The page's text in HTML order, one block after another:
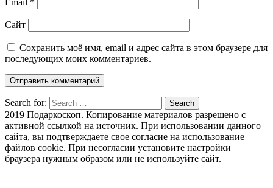
Email *
Сайт
Сохранить моё имя, email и адрес сайта в этом браузере для
последующих моих комментариев.
Search for: Search
2019 Подаркоскоп. Копирование материалов разрешено с
активной ссылкой на источник. При использовании данного
сайта, вы подтверждаете свое согласие на использование
файлов cookie. При несогласии установите настройки
браузера нужным образом или не используйте сайт.